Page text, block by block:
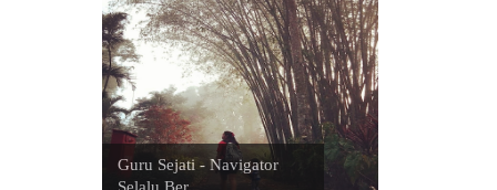
Guru Sejati - Navigator
Selalu Ber...